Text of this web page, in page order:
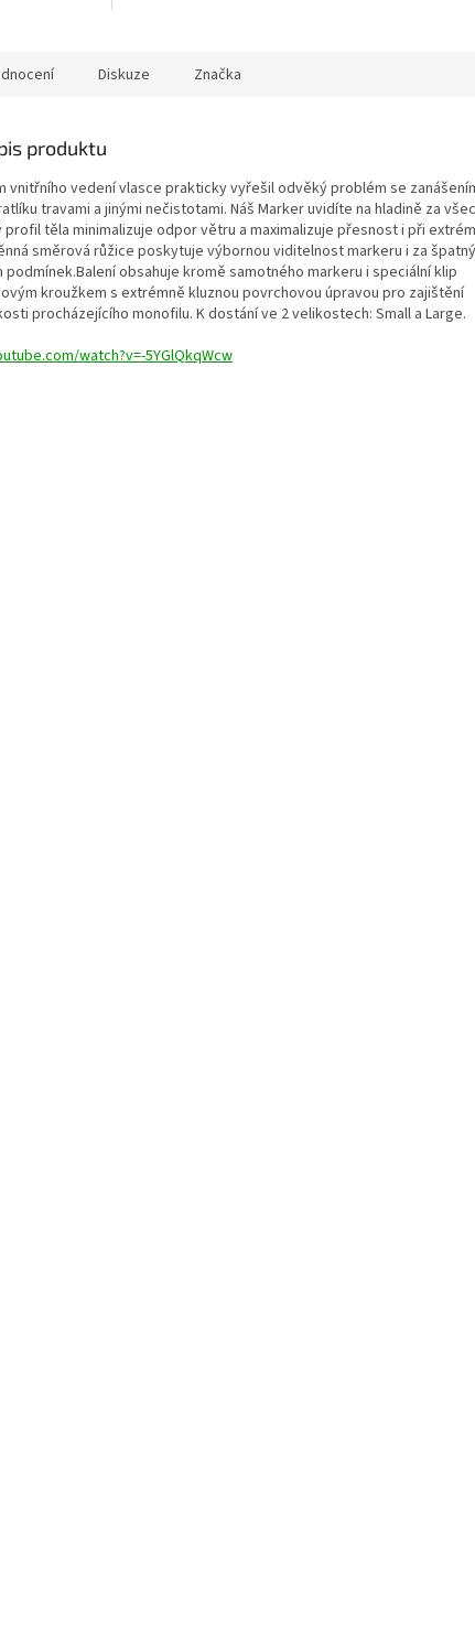
Diskuze Značka
produktu
vnitřního vedení vlasce prakticky vyřešil odvěký problém se
travami a jinými nečistotami. Náš Marker uvidíte na hladině za
profil těla minimalizuje odpor větru a maximalizuje přesnost i při
směrová růžice poskytuje výbornou viditelnost markeru i za
obsahuje kromě samotného markeru i speciální klip
kroužkem s extrémně kluznou povrchovou úpravou pro zajištění
procházejícího monofilu. K dostání ve 2 velikostech: Small a Large.
watch?v=-5YGlQkqWcw